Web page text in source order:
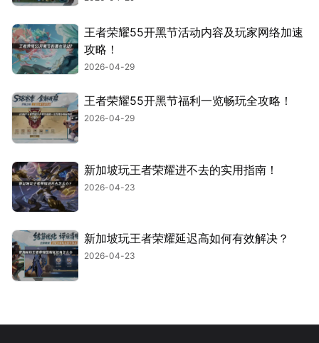
王者荣耀55开黑节活动内容及玩家网络加速
攻略！
2026-04-29
王者荣耀55开黑节福利一览畅玩全攻略！
2026-04-29
新加坡玩王者荣耀进不去的实用指南！
2026-04-23
新加坡玩王者荣耀延迟高如何有效解决？
2026-04-23